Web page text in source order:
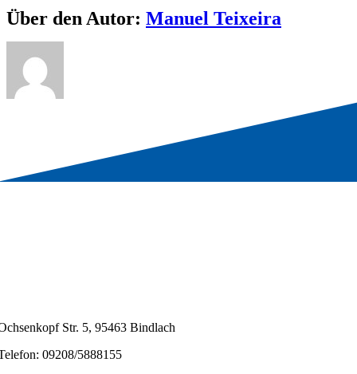
Über den Autor: Manuel Teixeira
Str. 5, 95463 Bindlach
09208/5888155